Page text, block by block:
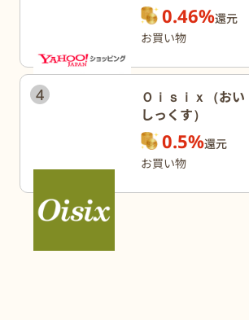
ピング)0.46%還元
お買い物
4
Ｏｉｓｉｘ（おい
しっくす）
0.5%還元
お買い物